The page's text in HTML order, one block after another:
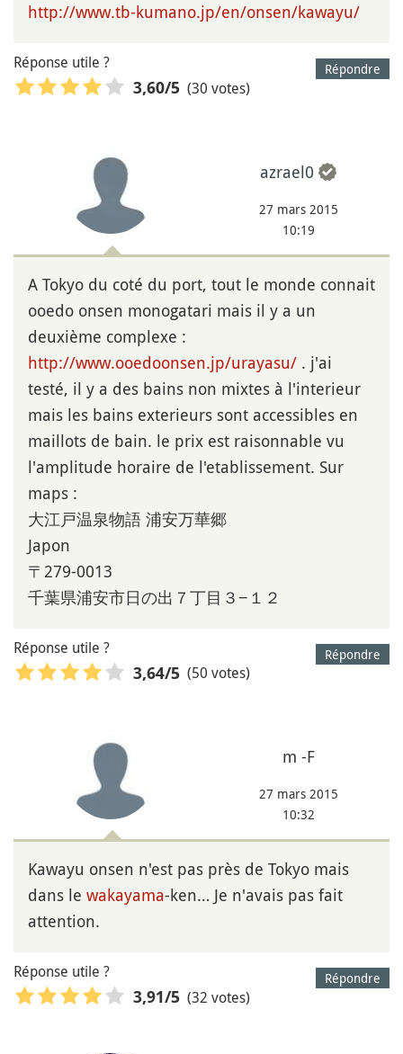
http://www.tb-kumano.jp/en/onsen/kawayu/
Répondre
Réponse utile ?
3,60/5 (30 votes)
azrael0
27 mars 2015
10:19
A Tokyo du coté du port, tout le monde connait
ooedo onsen monogatari mais il y a un
deuxième complexe :
http://www.ooedoonsen.jp/urayasu/ . j'ai
testé, il y a des bains non mixtes à l'interieur
mais les bains exterieurs sont accessibles en
maillots de bain. le prix est raisonnable vu
l'amplitude horaire de l'etablissement. Sur
maps :
大江戸温泉物語 浦安万華郷
Japon
〒279-0013
千葉県浦安市日の出７丁目３−１２
Répondre
Réponse utile ?
3,64/5 (50 votes)
m -F
27 mars 2015
10:32
Kawayu onsen n'est pas près de Tokyo mais
dans le wakayama-ken… Je n'avais pas fait
attention.
Répondre
Réponse utile ?
3,91/5 (32 votes)